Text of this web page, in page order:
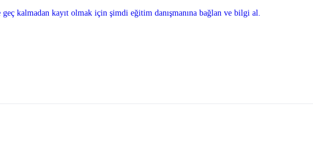
kalmadan kayıt olmak için şimdi eğitim danışmanına bağlan ve bilgi al.